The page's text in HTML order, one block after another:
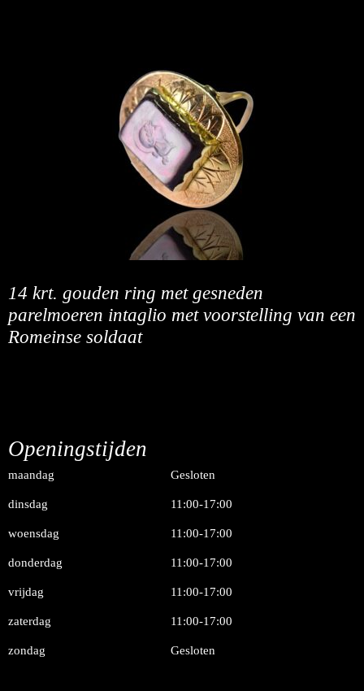
14 krt. gouden ring met gesneden
parelmoeren intaglio met voorstelling van een
Romeinse soldaat
Openingstijden
maandag Gesloten
dinsdag 11:00-17:00
woensdag 11:00-17:00
donderdag 11:00-17:00
vrijdag 11:00-17:00
zaterdag 11:00-17:00
zondag Gesloten